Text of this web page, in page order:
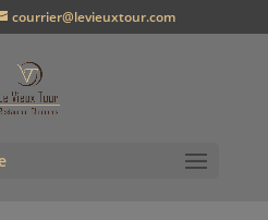
courrier@levieuxtour.com